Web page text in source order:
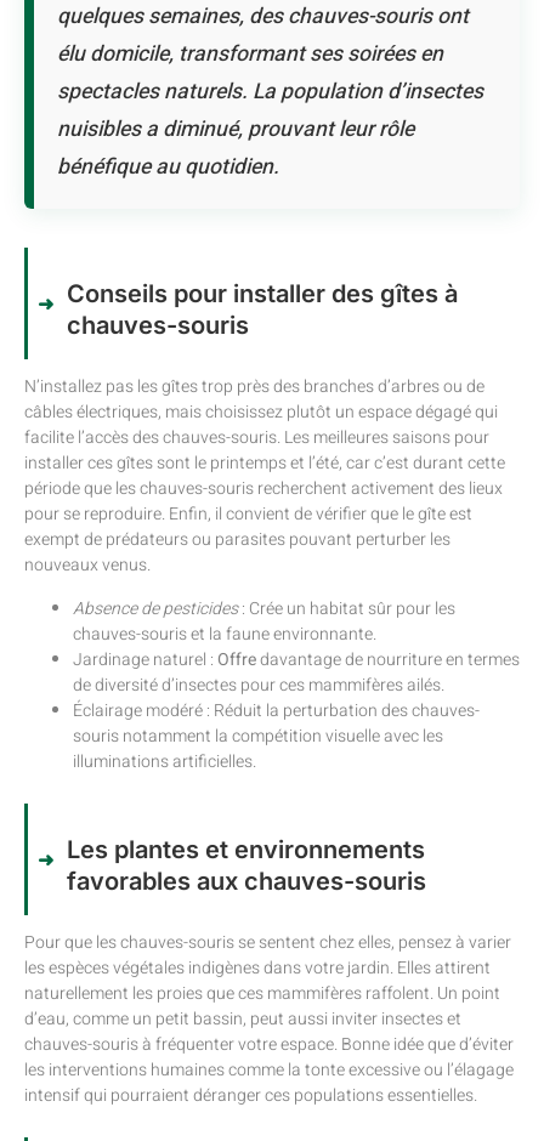
quelques semaines, des chauves-souris ont
élu domicile, transformant ses soirées en
spectacles naturels. La population d’insectes
nuisibles a diminué, prouvant leur rôle
bénéfique au quotidien.
Conseils pour installer des gîtes à
chauves-souris
N’installez pas les gîtes trop près des branches d’arbres ou de
câbles électriques, mais choisissez plutôt un espace dégagé qui
facilite l’accès des chauves-souris. Les meilleures saisons pour
installer ces gîtes sont le printemps et l’été, car c’est durant cette
période que les chauves-souris recherchent activement des lieux
pour se reproduire. Enfin, il convient de vérifier que le gîte est
exempt de prédateurs ou parasites pouvant perturber les
nouveaux venus.
Absence de pesticides: Crée un habitat sûr pour les
chauves-souris et la faune environnante.
Jardinage naturel : Offredavantage de nourriture en termes
de diversité d’insectes pour ces mammifères ailés.
Éclairage modéré : Réduit la perturbation des chauves-
souris notamment la compétition visuelle avec les
illuminations artificielles.
Les plantes et environnements
favorables aux chauves-souris
Pour que les chauves-souris se sentent chez elles, pensez à varier
les espèces végétales indigènes dans votre jardin. Elles attirent
naturellement les proies que ces mammifères raffolent. Un point
d’eau, comme un petit bassin, peut aussi inviter insectes et
chauves-souris à fréquenter votre espace. Bonne idée que d’éviter
les interventions humaines comme la tonte excessive ou l’élagage
intensif qui pourraient déranger ces populations essentielles.